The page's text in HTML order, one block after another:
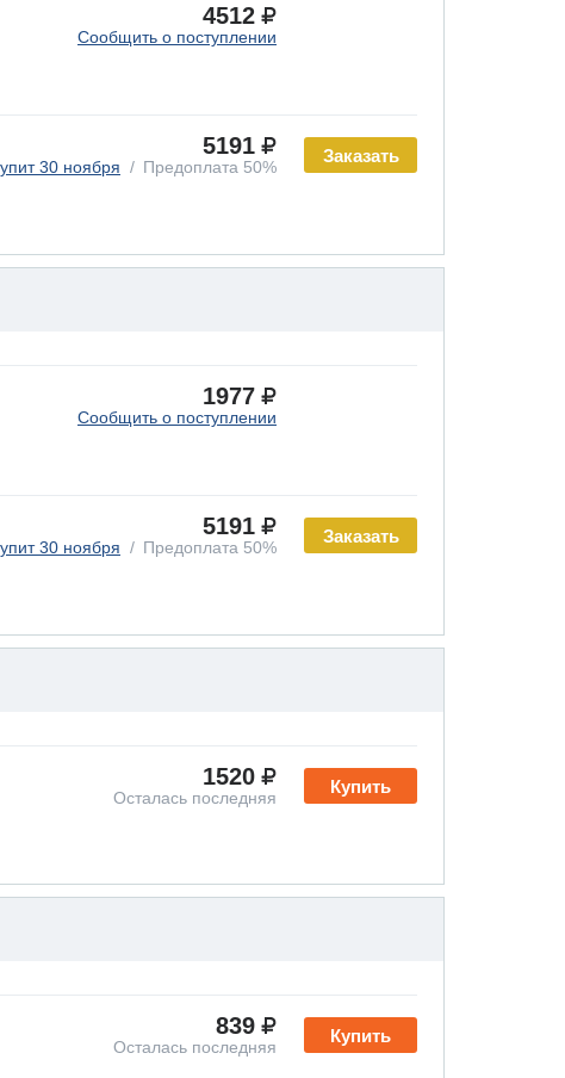
4512
Сообщить о поступлении
Заказать
5191
30 ноября Предоплата 50%
1977
Сообщить о поступлении
Заказать
5191
30 ноября Предоплата 50%
Купить
1520
Осталась последняя
Купить
839
Осталась последняя